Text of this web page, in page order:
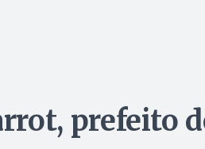
prefeito